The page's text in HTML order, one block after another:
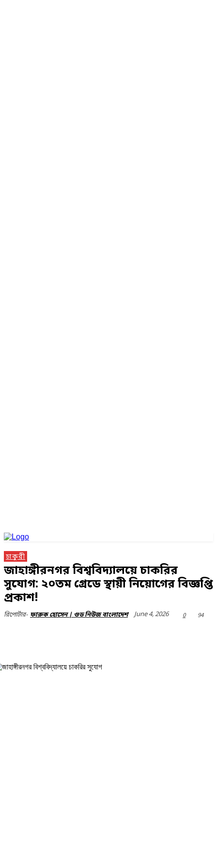
চাকুরী
জাহাঙ্গীরনগর বিশ্ববিদ্যালয়ে চাকরির
সুযোগ: ২০তম গ্রেডে স্থায়ী নিয়োগের বিজ্ঞপ্তি
প্রকাশ!
রিপোর্টার- ফারুক হোসেন | গুড নিউজ বাংলাদেশ June 4, 2026 0 94